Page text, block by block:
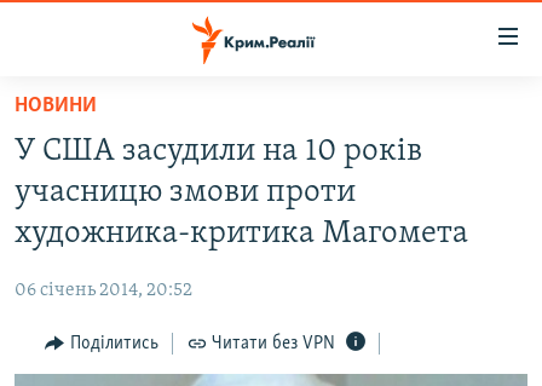
Перейти
основного
матеріалу
Перейти
до
основної
Перейти
до
БЛОГИ
ПОГЛЯД
НОВИНИ
У США засудили на 10 років
учасницю змови проти
художника-критика Магомета
06 січень 2014, 20:52
Поділитись Читати без VPN